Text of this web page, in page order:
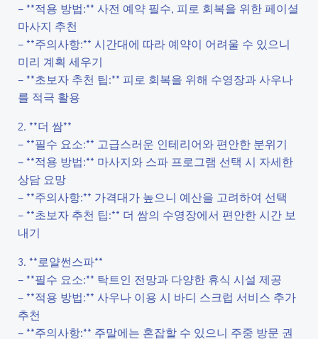
– **적용 방법:** 사전 예약 필수, 피로 회복을 위한 페이셜
마사지 추천
– **주의사항:** 시간대에 따라 예약이 어려울 수 있으니
미리 계획 세우기
– **초보자 추천 팁:** 피로 회복을 위해 수영장과 사우나
를 적극 활용
2. **더 쌈**
– **필수 요소:** 고급스러운 인테리어와 편안한 분위기
– **적용 방법:** 마사지와 스파 프로그램 선택 시 자세한
상담 요망
– **주의사항:** 가격대가 높으니 예산을 고려하여 선택
– **초보자 추천 팁:** 더 쌈의 수영장에서 편안한 시간 보
내기
3. **로얄썬스파**
– **필수 요소:** 탁트인 전망과 다양한 휴식 시설 제공
– **적용 방법:** 사우나 이용 시 바디 스크럽 서비스 추가
추천
– **주의사항:** 주말에는 혼잡할 수 있으니 주중 방문 권